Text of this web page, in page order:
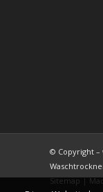
© Copyright –
Sitemap|